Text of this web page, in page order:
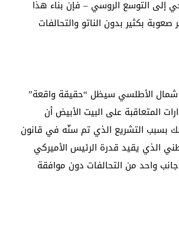
إلى التوسع الروسي – فإن بناء هذا
بكثير بدون الناتو والتحالفات
الأطلسي سيظل “حقيقة واقعة”
المتعاقبة على البيت الأبيض أن
بسبب التشريع الذي تم سنّه في قانون
الذي يقيد قدرة الرئيس الأميركي
واحد من التحالفات دون موافقة